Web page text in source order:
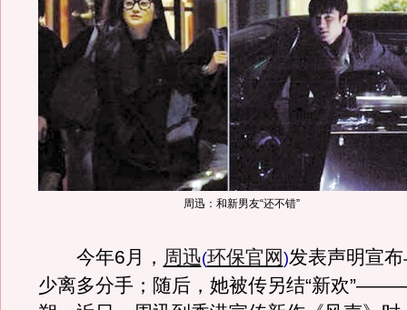
周迅：和新男友“还不错”
今年6月， 周迅(环保官网)发表声明宣布
少离多分手；随后，她被传另结“新欢